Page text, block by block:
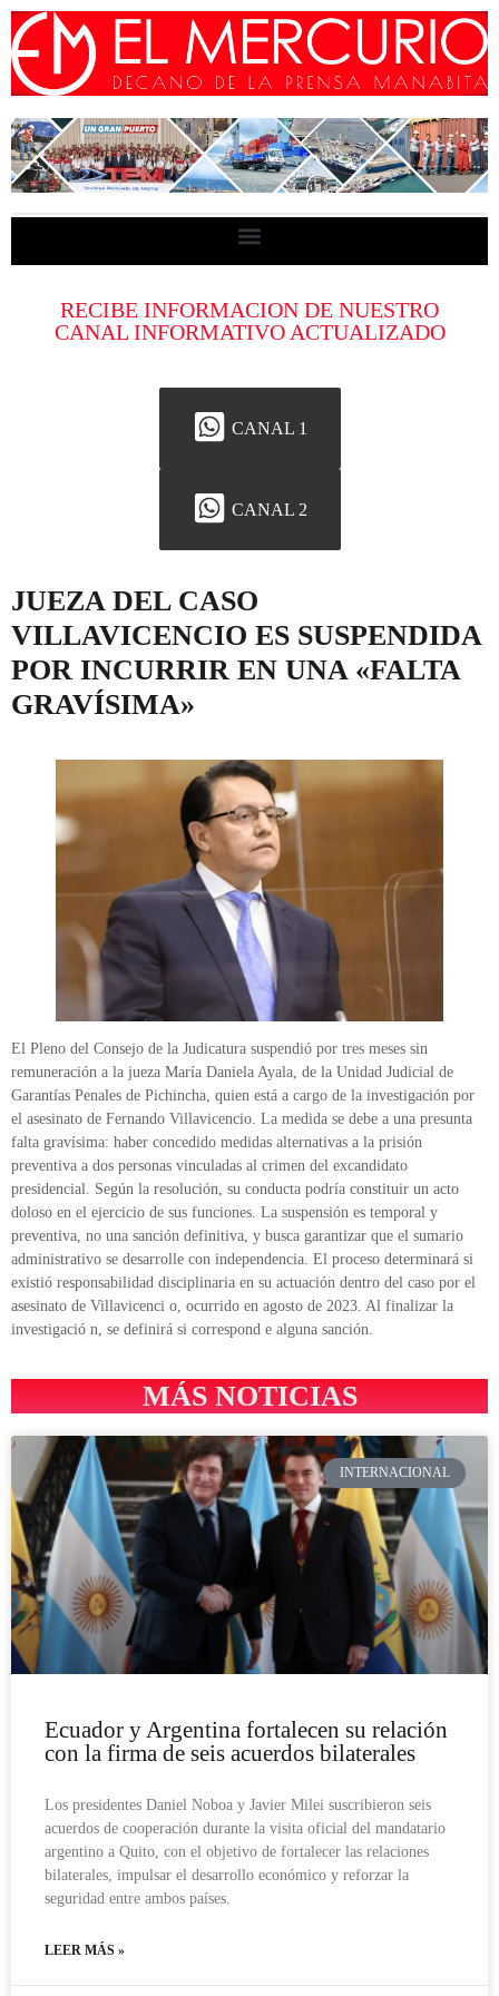
RECIBE INFORMACION DE NUESTRO
CANAL INFORMATIVO ACTUALIZADO
CANAL 1
CANAL 2
JUEZA DEL CASO
VILLAVICENCIO ES SUSPENDIDA
POR INCURRIR EN UNA «FALTA
GRAVÍSIMA»
El Pleno del Consejo de la Judicatura suspendió por tres meses sin
remuneración a la jueza María Daniela Ayala, de la Unidad Judicial de
Garantías Penales de Pichincha, quien está a cargo de la investigación por
el asesinato de Fernando Villavicencio. La medida se debe a una presunta
falta gravísima: haber concedido medidas alternativas a la prisión
preventiva a dos personas vinculadas al crimen del excandidato
presidencial. Según la resolución, su conducta podría constituir un acto
doloso en el ejercicio de sus funciones. La suspensión es temporal y
preventiva, no una sanción definitiva, y busca garantizar que el sumario
administrativo se desarrolle con independencia. El proceso determinará si
existió responsabilidad disciplinaria en su actuación dentro del caso por el
asesinato de Villavicenci o, ocurrido en agosto de 2023. Al finalizar la
investigació n, se definirá si correspond e alguna sanción.
MÁS NOTICIAS
INTERNACIONAL
Ecuador y Argentina fortalecen su relación
con la firma de seis acuerdos bilaterales
Los presidentes Daniel Noboa y Javier Milei suscribieron seis
acuerdos de cooperación durante la visita oficial del mandatario
argentino a Quito, con el objetivo de fortalecer las relaciones
bilaterales, impulsar el desarrollo económico y reforzar la
seguridad entre ambos países.
LEER MÁS »